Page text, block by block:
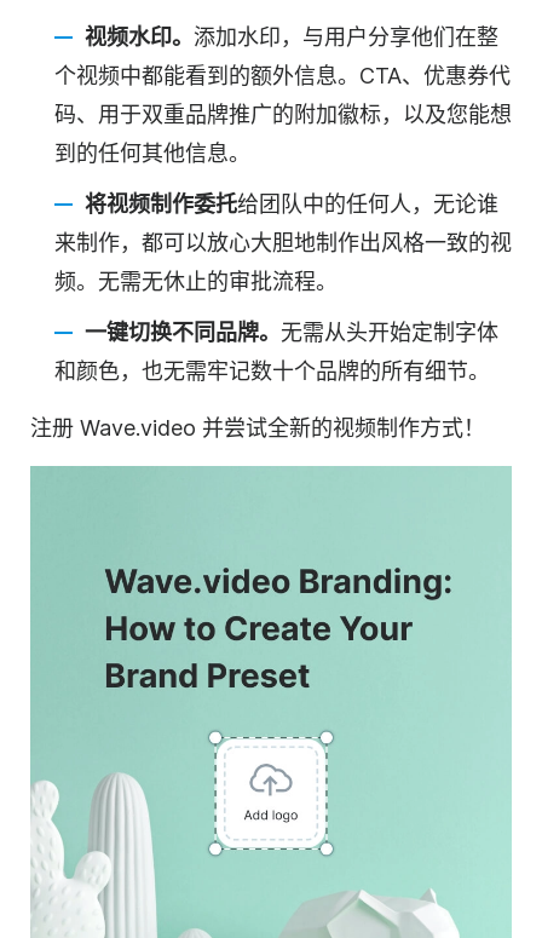
视频水印。 添加水印，与用户分享他们在整
个视频中都能看到的额外信息。CTA、优惠券代
码、用于双重品牌推广的附加徽标，以及您能想
到的任何其他信息。
将视频制作委托给团队中的任何人，无论谁
来制作，都可以放心大胆地制作出风格一致的视
频。无需无休止的审批流程。
一键切换不同品牌。 无需从头开始定制字体
和颜色，也无需牢记数十个品牌的所有细节。
注册 Wave.video 并尝试全新的视频制作方式！